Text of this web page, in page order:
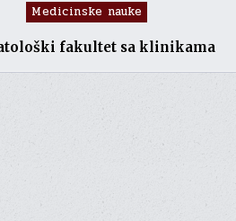
Posted
in
Medicinske nauke
fakultet sa klinikama